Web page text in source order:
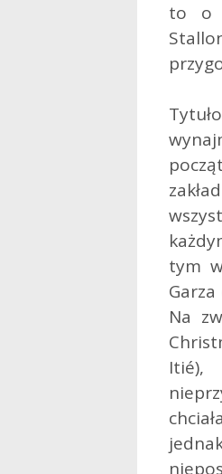
to o
tym
Na
Itié),